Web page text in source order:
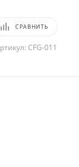
СРАВНИТЬ
CFG-011